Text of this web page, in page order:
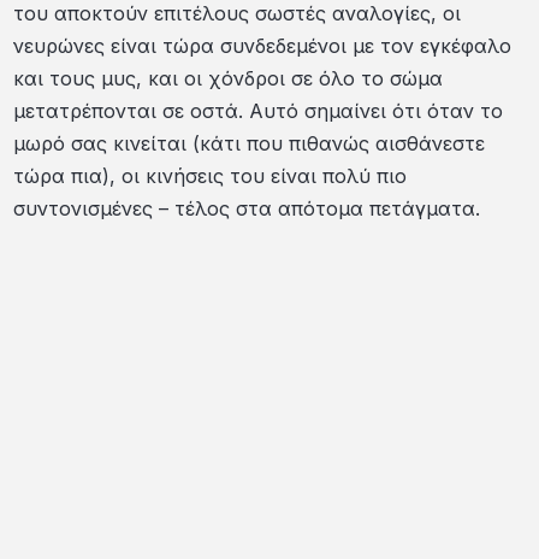
του αποκτούν επιτέλους σωστές αναλογίες, οι
νευρώνες είναι τώρα συνδεδεμένοι με τον εγκέφαλο
και τους μυς, και οι χόνδροι σε όλο το σώμα
μετατρέπονται σε οστά. Αυτό σημαίνει ότι όταν το
μωρό σας κινείται (κάτι που πιθανώς αισθάνεστε
τώρα πια), οι κινήσεις του είναι πολύ πιο
συντονισμένες – τέλος στα απότομα πετάγματα.